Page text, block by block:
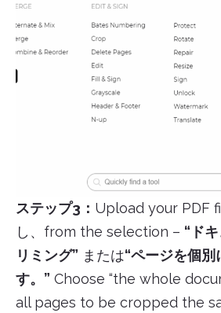
ステップ3： Upload your PDF
し、from the selection – “ド
リミング” または“ページを個別
す。” Choose “the whole
all pages to be cropped the